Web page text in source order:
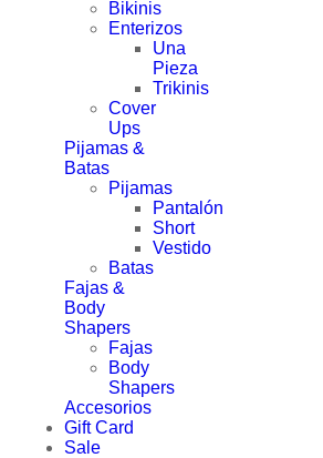
Bikinis
Enterizos
Una
Pieza
Trikinis
Cover
Ups
Pijamas &
Batas
Pijamas
Pantalón
Short
Vestido
Batas
Fajas &
Body
Shapers
Fajas
Body
Shapers
Accesorios
Gift Card
Sale